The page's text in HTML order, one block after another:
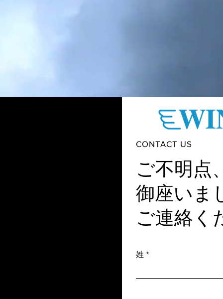
CONTACT US
ご不明点
御座いま
ご連絡く
姓